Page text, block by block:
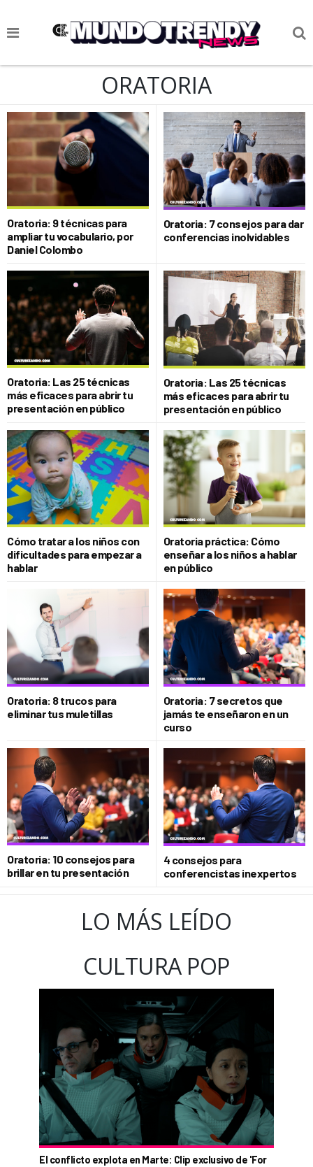
NOTICIAS
CIENCIA Y TECNOLOGÍA
VIDA
SOCIEDAD
CULTURIZANDO.COM
ORATORIA
Oratoria: 9 técnicas para
ampliar tu vocabulario, por
Daniel Colombo
Oratoria: 7 consejos para dar
conferencias inolvidables
Oratoria: Las 25 técnicas
más eficaces para abrir tu
presentación en público
Oratoria: Las 25 técnicas
más eficaces para abrir tu
presentación en público
Cómo tratar a los niños con
dificultades para empezar a
hablar
Oratoria práctica: Cómo
enseñar a los niños a hablar
en público
Oratoria: 8 trucos para
eliminar tus muletillas
Oratoria: 7 secretos que
jamás te enseñaron en un
curso
Oratoria: 10 consejos para
brillar en tu presentación
4 consejos para
conferencistas inexpertos
LO MÁS LEÍDO
CULTURA POP
El conflicto explota en Marte: Clip exclusivo de 'For